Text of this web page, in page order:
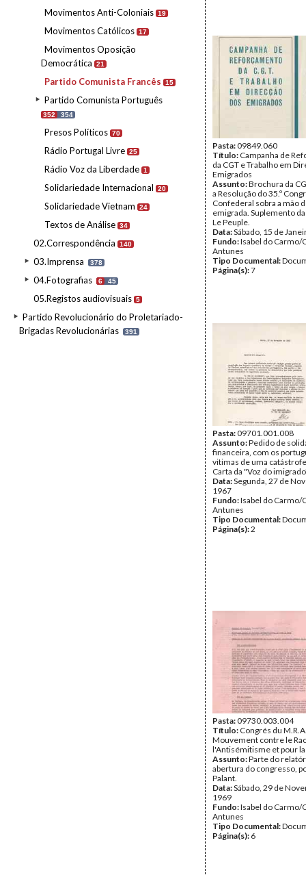
Movimentos Anti-Coloniais 19
Movimentos Católicos 17
Movimentos Oposição
Democrática
21
Partido Comunista Francês 15
Partido Comunista Português
352 354
Presos Políticos 70
Rádio Portugal Livre 25
Rádio Voz da Liberdade 1
Solidariedade Internacional 20
Solidariedade Vietnam 24
Textos de Análise 34
02.Correspondência 140
03.Imprensa 378
04.Fotografias 6 45
05.Registos audiovisuais 5
Partido Revolucionário do Proletariado-
Brigadas Revolucionárias
391
Pasta:09849.060
Título: Campanha de
da CGT e Trabalho em
Emigrados
Assunto:Brochura da
a Resolução do 35.º
Confederal sobra a mão
emigrada. Suplemento
Le Peuple.
Data:Sábado, 15 de
Fundo:Isabel do Carmo/
Antunes
Tipo Documental:
Página(s):7
Pasta:09701.001.008
Assunto:Pedido de
financeira, com os
vitimas de uma
Carta da "Voz do
Data:Segunda, 27 de
1967
Fundo:Isabel do Carmo/
Antunes
Tipo Documental:
Página(s):2
Pasta:09730.003.004
Título: Congrés du
Mouvement contre le
l'Antisémitisme et pour la
Assunto:Parte do
abertura do congresso,
Palant.
Data:Sábado, 29 de
1969
Fundo:Isabel do Carmo/
Antunes
Tipo Documental:
Página(s): 6